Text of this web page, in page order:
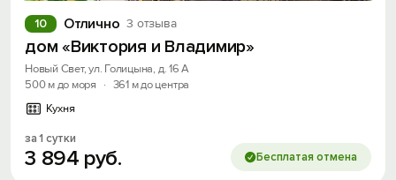
Отлично 3 отзыва
10
дом «Виктория и Владимир»
Новый Свет, ул. Голицына, д. 16 А
500 м до моря
· 361 м до центра
Кухня
за 1 сутки
3 894 руб. Бесплатая отмена